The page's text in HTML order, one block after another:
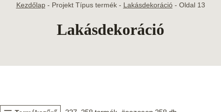
Kezdőlap- Projekt Típus termék- Lakásdekoráció- Oldal 13
Lakásdekoráció